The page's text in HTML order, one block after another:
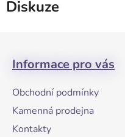
Diskuze
Informace pro vás
Obchodní podmínky
Kamenná prodejna
Kontakty